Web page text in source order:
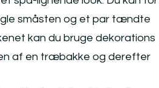
småsten og et par tændte
kan du bruge dekorations
af en træbakke og derefter